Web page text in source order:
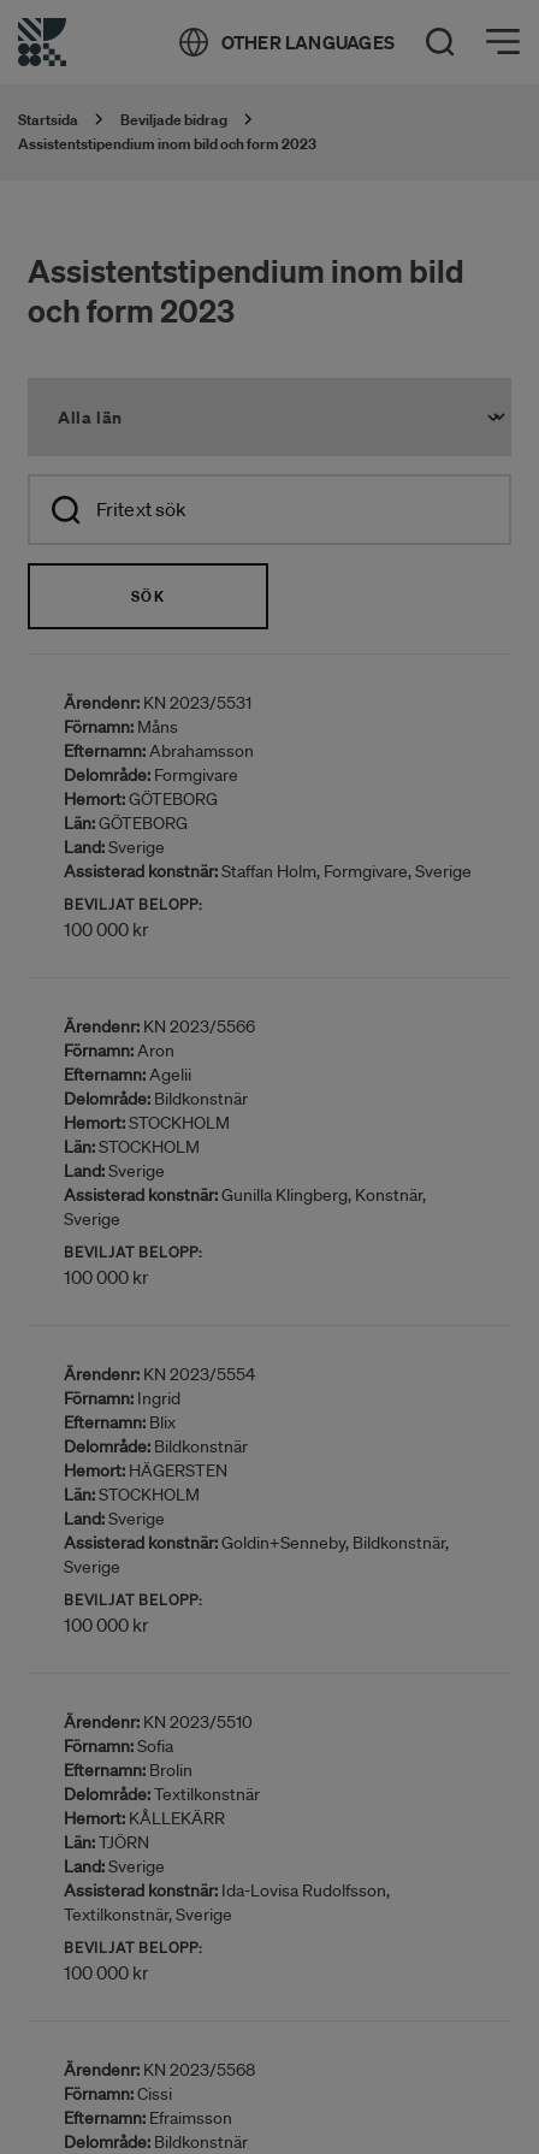
OTHER LANGUAGES Öppna sök
Öppna meny
Startsida
Beviljade bidrag
Assistentstipendium inom bild och form 2023
Assistentstipendium inom bild
och form 2023
SÖK
Ärendenr: KN 2023/5531
Förnamn: Måns
Efternamn:Abrahamsson
Delområde: Formgivare
Hemort:GÖTEBORG
Län:GÖTEBORG
Land:Sverige
Assisterad konstnär:Staffan Holm, Formgivare, Sverige
BEVILJAT BELOPP:
100 000 kr
Ärendenr: KN 2023/5566
Förnamn:Aron
Efternamn:Agelii
Delområde: Bildkonstnär
Hemort:STOCKHOLM
Län:STOCKHOLM
Land:Sverige
Assisterad konstnär:Gunilla Klingberg, Konstnär,
Sverige
BEVILJAT BELOPP:
100 000 kr
Ärendenr: KN 2023/5554
Förnamn: Ingrid
Efternamn: Blix
Delområde: Bildkonstnär
Hemort: HÄGERSTEN
Län:STOCKHOLM
Land:Sverige
Assisterad konstnär:Goldin+Senneby, Bildkonstnär,
Sverige
BEVILJAT BELOPP:
100 000 kr
Ärendenr: KN 2023/5510
Förnamn:Sofia
Efternamn: Brolin
Delområde:Textilkonstnär
Hemort: KÅLLEKÄRR
Län:TJÖRN
Land:Sverige
Assisterad konstnär: Ida-Lovisa Rudolfsson,
Textilkonstnär, Sverige
BEVILJAT BELOPP:
100 000 kr
Ärendenr: KN 2023/5568
Förnamn:Cissi
Efternamn: Efraimsson
Delområde: Bildkonstnär